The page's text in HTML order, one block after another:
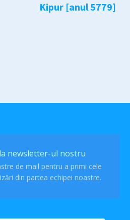
Kipur [anul 5779]
newsletter-ul nostru
de mail pentru a primi cele
din partea echipei noastre.